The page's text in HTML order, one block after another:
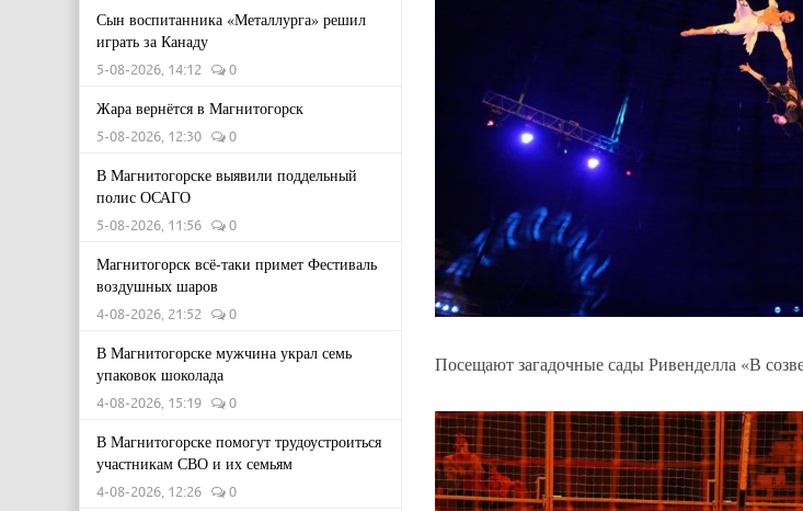
Сын воспитанника «Металлурга» решил
играть за Канаду
5-08-2026, 14:12 0
Жара вернётся в Магнитогорск
5-08-2026, 12:30 0
В Магнитогорске выявили поддельный
полис ОСАГО
5-08-2026, 11:56 0
Магнитогорск всё-таки примет Фестиваль
воздушных шаров
4-08-2026, 21:52 0
В Магнитогорске мужчина украл семь
упаковок шоколада
4-08-2026, 15:19 0
В Магнитогорске помогут трудоустроиться
участникам СВО и их семьям
4-08-2026, 12:26 0
Посещают загадочные сады Ривенделла «В